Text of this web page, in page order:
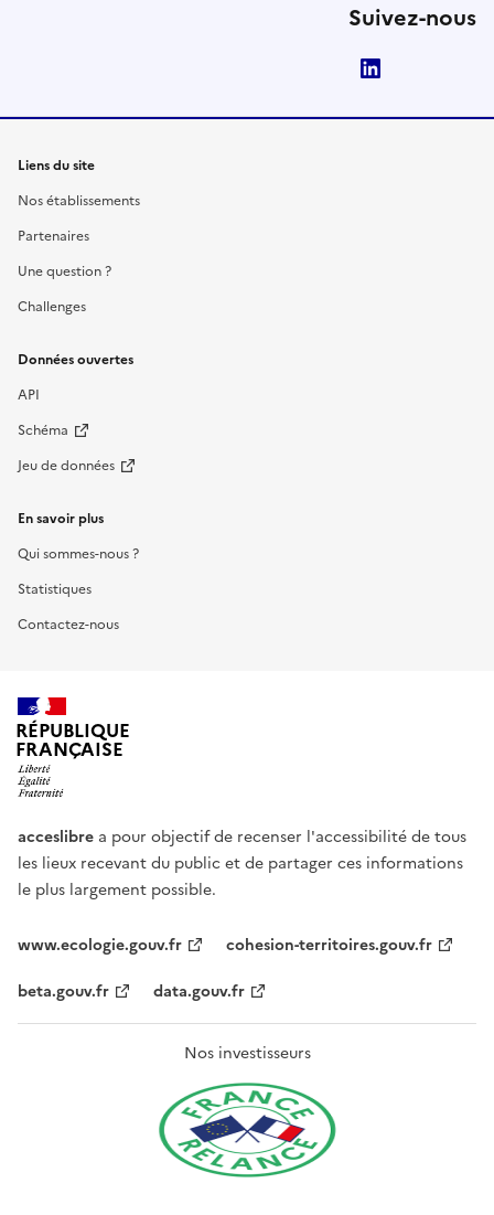
Suivez-nous
Liens du site
Nos établissements
Partenaires
Une question ?
Challenges
Données ouvertes
API
Schéma
Jeu de données
En savoir plus
Qui sommes-nous ?
Statistiques
Contactez-nous
RÉPUBLIQUE
FRANÇAISE
acceslibre a pour objectif de recenser l'accessibilité de tous
les lieux recevant du public et de partager ces informations
le plus largement possible.
www.ecologie.gouv.fr
cohesion-territoires.gouv.fr
beta.gouv.fr
data.gouv.fr
Nos investisseurs